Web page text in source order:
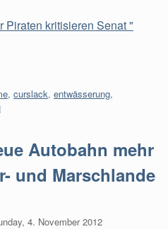
Piraten kritisieren Senat "
, curslack, entwässerung,
Autobahn mehr
und Marschlande
4. November 2012